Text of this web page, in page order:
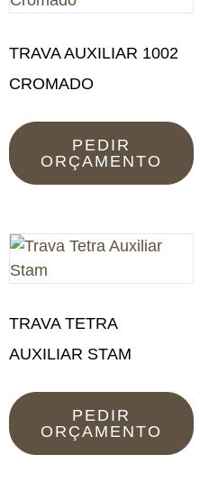
TRAVA AUXILIAR 1002
CROMADO
PEDIR
ORÇAMENTO
TRAVA TETRA
AUXILIAR STAM
PEDIR
ORÇAMENTO